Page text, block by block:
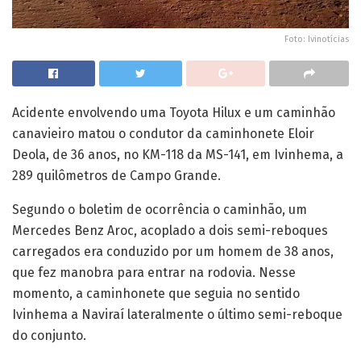
Foto: Ivinotícias
Acidente envolvendo uma Toyota Hilux e um caminhão
canavieiro matou o condutor da caminhonete Eloir
Deola, de 36 anos, no KM-118 da MS-141, em Ivinhema, a
289 quilômetros de Campo Grande.
Segundo o boletim de ocorrência o caminhão, um
Mercedes Benz Aroc, acoplado a dois semi-reboques
carregados era conduzido por um homem de 38 anos,
que fez manobra para entrar na rodovia. Nesse
momento, a caminhonete que seguia no sentido
Ivinhema a Naviraí lateralmente o último semi-reboque
do conjunto.